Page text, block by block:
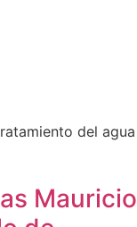
del agua
Mauricio